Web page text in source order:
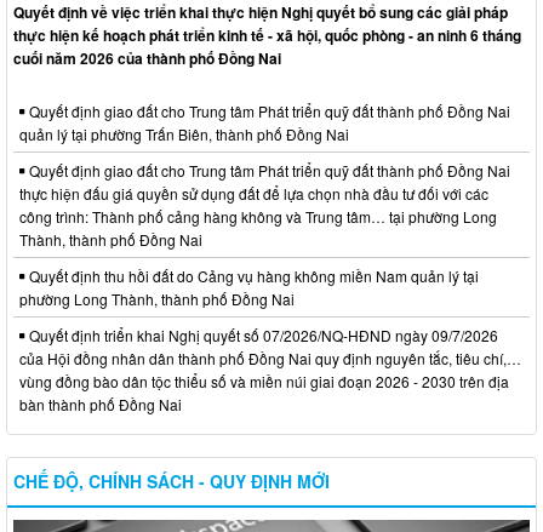
Quyết định về việc triển khai thực hiện Nghị quyết bổ sung các giải pháp
thực hiện kế hoạch phát triển kinh tế - xã hội, quốc phòng - an ninh 6 tháng
cuối năm 2026 của thành phố Đồng Nai
Quyết định giao đất cho Trung tâm Phát triển quỹ đất thành phố Đồng Nai
quản lý tại phường Trấn Biên, thành phố Đồng Nai
Quyết định giao đất cho Trung tâm Phát triển quỹ đất thành phố Đồng Nai
thực hiện đấu giá quyền sử dụng đất để lựa chọn nhà đầu tư đối với các
công trình: Thành phố cảng hàng không và Trung tâm… tại phường Long
Thành, thành phố Đồng Nai
Quyết định thu hồi đất do Cảng vụ hàng không miền Nam quản lý tại
phường Long Thành, thành phố Đồng Nai
Quyết định triển khai Nghị quyết số 07/2026/NQ-HĐND ngày 09/7/2026
của Hội đồng nhân dân thành phố Đồng Nai quy định nguyên tắc, tiêu chí,…
vùng đồng bào dân tộc thiểu số và miền núi giai đoạn 2026 - 2030 trên địa
bàn thành phố Đồng Nai
CHẾ ĐỘ, CHÍNH SÁCH - QUY ĐỊNH MỚI